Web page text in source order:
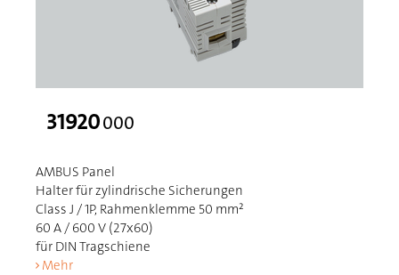
31920000
AMBUS Panel
Halter für zylindrische Sicherungen
Class J / 1P, Rahmenklemme 50 mm²
60 A / 600 V (27x60)
für DIN Tragschiene
Mehr